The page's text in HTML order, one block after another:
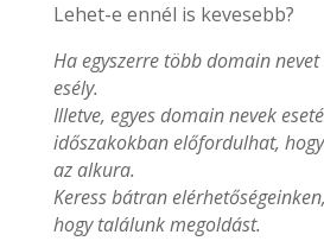
Lehet-e ennél is kevesebb?
Ha egyszerre több domain nevet
esély.
Illetve, egyes domain nevek
időszakokban előfordulhat,
az alkura.
Keress bátran
hogy találunk megoldást.